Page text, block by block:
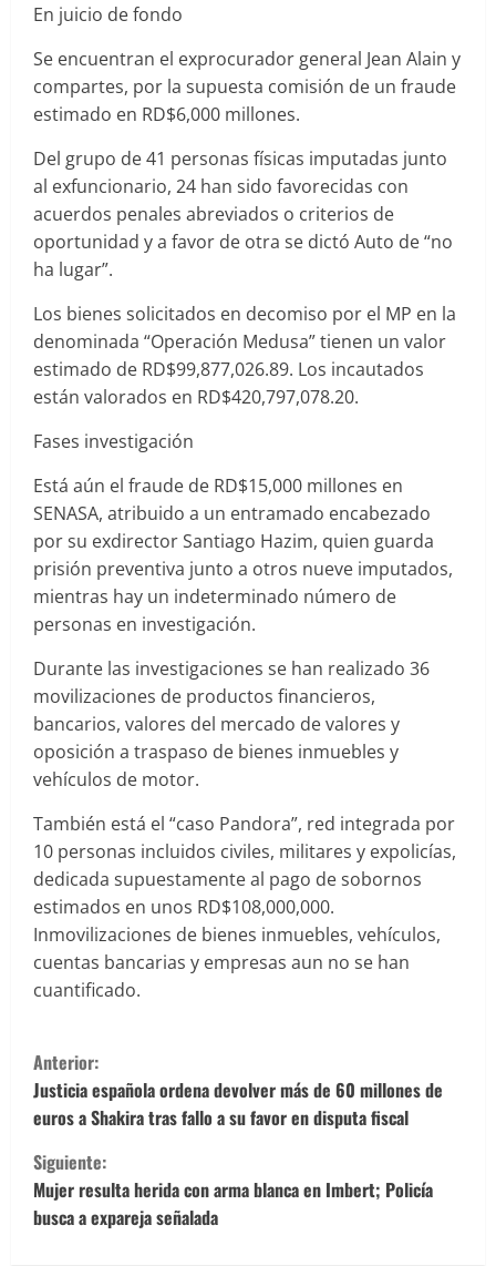
En juicio de fondo
Se encuentran el exprocurador general Jean Alain y
compartes, por la supuesta comisión de un fraude
estimado en RD$6,000 millones.
Del grupo de 41 personas físicas imputadas junto
al exfuncionario, 24 han sido favorecidas con
acuerdos penales abreviados o criterios de
oportunidad y a favor de otra se dictó Auto de “no
ha lugar”.
Los bienes solicitados en decomiso por el MP en la
denominada “Operación Medusa” tienen un valor
estimado de RD$99,877,026.89. Los incautados
están valorados en RD$420,797,078.20.
Fases investigación
Está aún el fraude de RD$15,000 millones en
SENASA, atribuido a un entramado encabezado
por su exdirector Santiago Hazim, quien guarda
prisión preventiva junto a otros nueve imputados,
mientras hay un indeterminado número de
personas en investigación.
Durante las investigaciones se han realizado 36
movilizaciones de productos financieros,
bancarios, valores del mercado de valores y
oposición a traspaso de bienes inmuebles y
vehículos de motor.
También está el “caso Pandora”, red integrada por
10 personas incluidos civiles, militares y expolicías,
dedicada supuestamente al pago de sobornos
estimados en unos RD$108,000,000.
Inmovilizaciones de bienes inmuebles, vehículos,
cuentas bancarias y empresas aun no se han
cuantificado.
S
i
g
u
e
Anterior:
Justicia española ordena devolver más de 60 millones de
euros a Shakira tras fallo a su favor en disputa fiscal
Siguiente:
Mujer resulta herida con arma blanca en Imbert; Policía
busca a expareja señalada